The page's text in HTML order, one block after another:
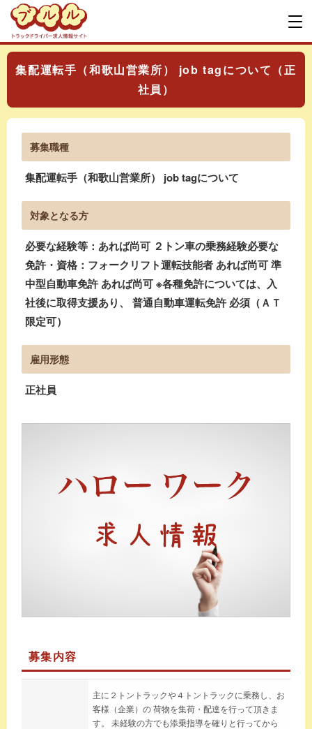
集配運転手（和歌山営業所） job tagについて（正
社員）
募集職種
集配運転手（和歌山営業所） job tagについて
対象となる方
必要な経験等：あれば尚可 ２トン車の乗務経験必要な
免許・資格：フォークリフト運転技能者 あれば尚可 準
中型自動車免許 あれば尚可 ※各種免許については、入
社後に取得支援あり、 普通自動車運転免許 必須（ＡＴ
限定可）
雇用形態
正社員
募集内容
主に２トントラックや４トントラックに乗務し、お
客様（企業）の 荷物を集荷・配達を行って頂きま
す。 未経験の方でも添乗指導を確りと行ってから